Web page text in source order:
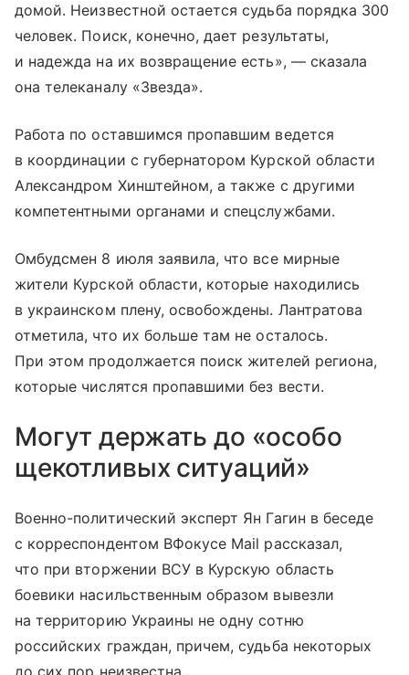
домой. Неизвестной остается судьба порядка 300
человек. Поиск, конечно, дает результаты,
и надежда на их возвращение есть», — сказала
она телеканалу «Звезда».
Работа по оставшимся пропавшим ведется
в координации с губернатором Курской области
Александром Хинштейном, а также с другими
компетентными органами и спецслужбами.
Омбудсмен 8 июля заявила, что все мирные
жители Курской области, которые находились
в украинском плену, освобождены. Лантратова
отметила, что их больше там не осталось.
При этом продолжается поиск жителей региона,
которые числятся пропавшими без вести.
Могут держать до «особо
щекотливых ситуаций»
Военно-политический эксперт Ян Гагин в беседе
с корреспондентом ВФокусе Mail рассказал,
что при вторжении ВСУ в Курскую область
боевики насильственным образом вывезли
на территорию Украины не одну сотню
российских граждан, причем, судьба некоторых